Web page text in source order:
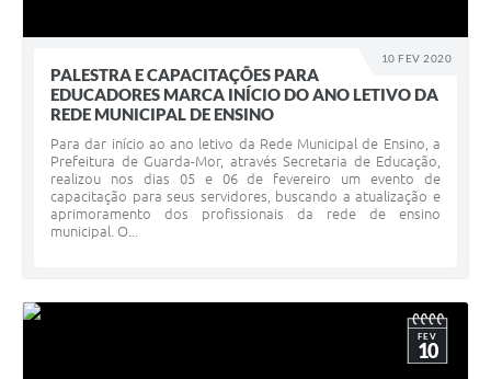
10 FEV 2020
PALESTRA E CAPACITAÇÕES PARA
EDUCADORES MARCA INÍCIO DO ANO LETIVO DA
REDE MUNICIPAL DE ENSINO
Para dar início ao ano letivo da Rede Municipal de Ensino, a
Prefeitura de Guarda-Mor, através Secretaria de Educação,
realizou nos dias 05 e 06 de fevereiro um evento de
capacitação para seus servidores, buscando a atualização e
aprimoramento dos profissionais da rede de ensino
municipal. O...
FEV
10